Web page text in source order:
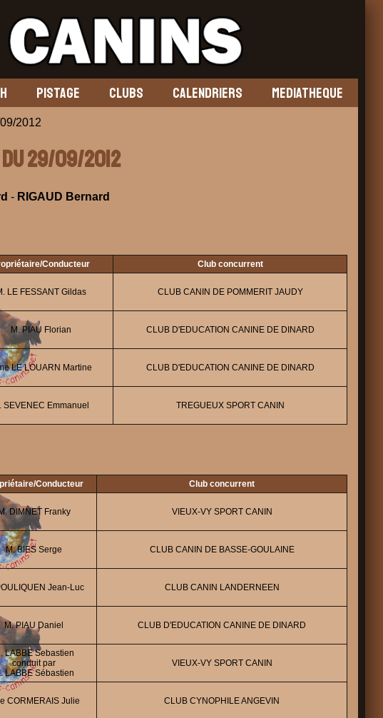
PISTAGE CLUBS CALENDRIERS MEDIATHEQUE
2012
du 29/09/2012
- RIGAUD Bernard
Conducteur Club concurrent
LE FESSANT Gildas CLUB CANIN DE POMMERIT JAUDY
M. PIAU Florian CLUB D'EDUCATION CANINE DE DINARD
LE LOUARN Martine CLUB D'EDUCATION CANINE DE DINARD
SEVENEC Emmanuel TREGUEUX SPORT CANIN
Conducteur Club concurrent
DIMNET Franky VIEUX-VY SPORT CANIN
M. BIES Serge CLUB CANIN DE BASSE-GOULAINE
Jean-Luc CLUB CANIN LANDERNEEN
M. PIAU Daniel CLUB D'EDUCATION CANINE DE DINARD
LABBE Sebastien
conduit par
LABBE Sébastien
VIEUX-VY SPORT CANIN
CORMERAIS Julie CLUB CYNOPHILE ANGEVIN